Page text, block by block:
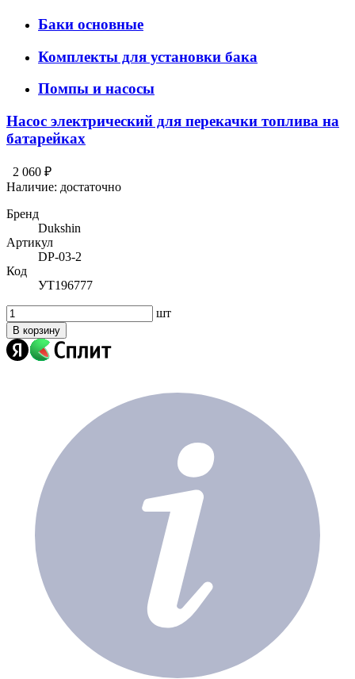
Баки основные
Комплекты для установки бака
Помпы и насосы
Насос электрический для перекачки топлива на
батарейках
2 060 ₽
Наличие: достаточно
Бренд
Dukshin
Артикул
DP-03-2
Код
УТ196777
шт
В корзину